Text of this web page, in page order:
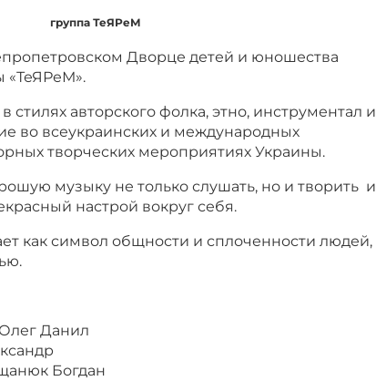
группа ТеЯРеМ
Дворце детей и юношества
«ТеЯРеМ».
стилях авторского фолка, этно, инструментал и
во всеукраинских и международных
творческих мероприятиях Украины.
музыку не только слушать, но и творить и
настрой вокруг себя.
как символ общности и сплоченности людей,
Данил
Богдан